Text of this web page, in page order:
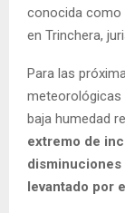
conocida como
en Trinchera,
Para las
meteorológicas
baja humedad
extremo de
disminuciones
levantado por